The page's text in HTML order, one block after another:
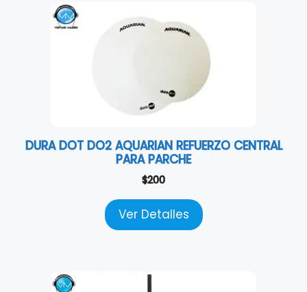
DURA DOT DO2 AQUARIAN REFUERZO CENTRAL
PARA PARCHE
$200
Ver Detalles